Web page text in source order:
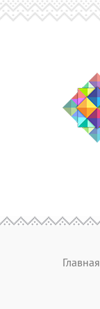
Главная